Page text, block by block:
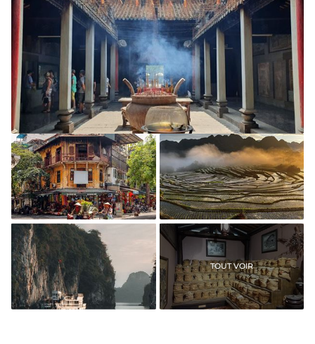
La pagode Thien Hau à Ho Chi Minh ville
Le vieux quartier d'Hanoi La réserve naturelle Pu
Luong
TOUT VOIR